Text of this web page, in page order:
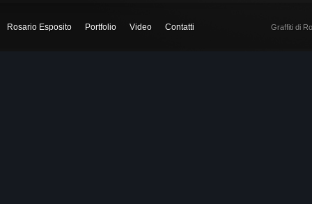
Rosario Esposito Portfolio Video Contatti Graffiti di